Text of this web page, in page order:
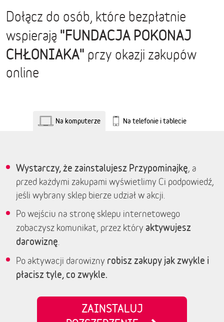
Dołącz do osób, które bezpłatnie
wspierają "FUNDACJA POKONAJ
CHŁONIAKA" przy okazji zakupów
online
Na komputerze Na telefonie i tablecie
Wystarczy, że zainstalujesz Przypominajkę, a
przed każdymi zakupami wyświetlimy Ci podpowiedź,
jeśli wybrany sklep bierze udział w akcji.
Po wejściu na stronę sklepu internetowego
zobaczysz komunikat, przez który aktywujesz
darowiznę
Po aktywacji darowizny robisz zakupy jak zwykle i
płacisz tyle, co zwykle.
ZAINSTALUJ